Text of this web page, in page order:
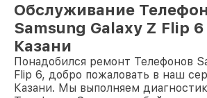
Обслуживание
Samsung Galaxy Z Flip
Казани
Понадобился ремонт Телефонов
Flip 6, добро пожаловать в наш
Казани. Мы выполняем